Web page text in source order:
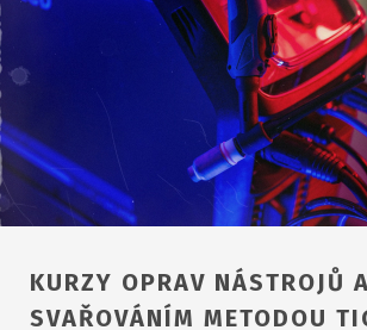
KURZY OPRAV NÁSTROJŮ
SVAŘOVÁNÍM METODOU